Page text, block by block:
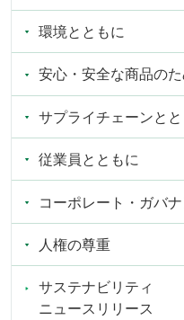
環境とともに
安心・安全な商品の
サプライチェーンと
従業員とともに
コーポレート・ガバ
人権の尊重
サステナビリティ
ニュースリリース